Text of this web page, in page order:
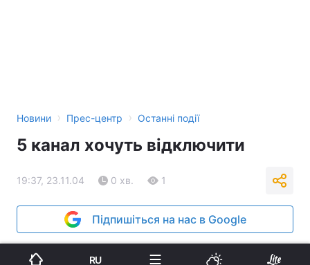
Новини › Прес-центр › Останні події
5 канал хочуть відключити
19:37, 23.11.04 0 хв. 1
Підпишіться на нас в Google
RU